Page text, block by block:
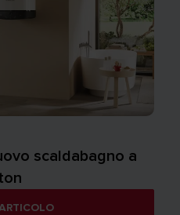
scaldabagno a